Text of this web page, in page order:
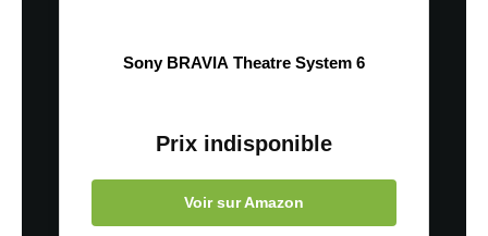
Sony BRAVIA Theatre System 6
Prix indisponible
Voir sur Amazon